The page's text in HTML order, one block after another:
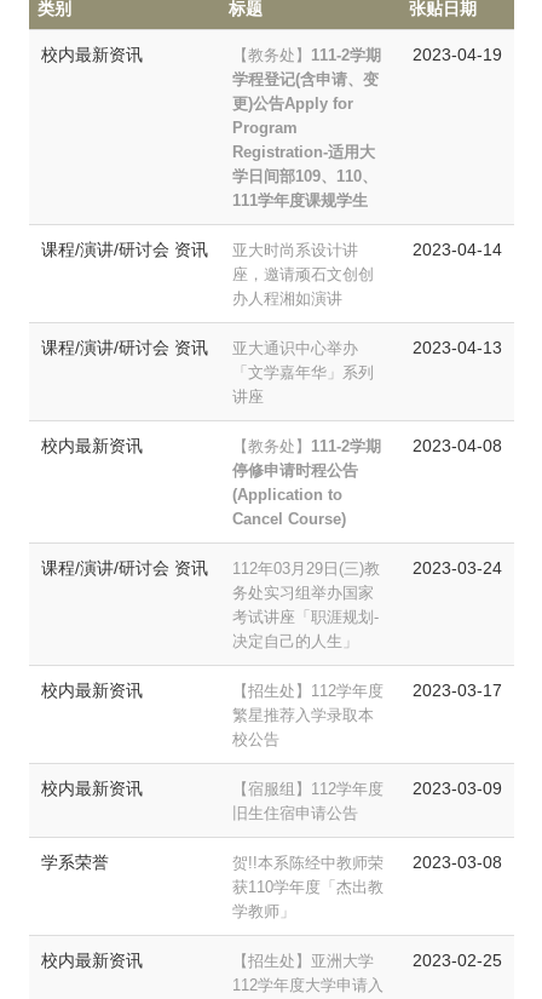
类别 标题 张贴日期
校内最新资讯 【教务处】 111-2学期
学程登记(含申请、变
更)公告Apply for
Program
Registration-适用大
学日间部109、110、
111学年度课规学生
2023-04-19
课程/演讲/研讨会 资讯
亚大时尚系设计讲
座，邀请顽石文创创
办人程湘如演讲
2023-04-14
课程/演讲/研讨会 资讯
亚大通识中心举办
「文学嘉年华」系列
讲座
2023-04-13
校内最新资讯 【教务处】 111-2学期
停修申请时程公告
(Application to
Cancel Course)
2023-04-08
课程/演讲/研讨会 资讯
112年03月29日(三)教
务处实习组举办国家
考试讲座「职涯规划-
决定自己的人生」
2023-03-24
校内最新资讯
【招生处】112学年度
繁星推荐入学录取本
校公告
2023-03-17
校内最新资讯
【宿服组】112学年度
旧生住宿申请公告
2023-03-09
学系荣誉
贺!!本系陈经中教师荣
获110学年度「杰出教
学教师」
2023-03-08
校内最新资讯
【招生处】亚洲大学
112学年度大学申请入
2023-02-25